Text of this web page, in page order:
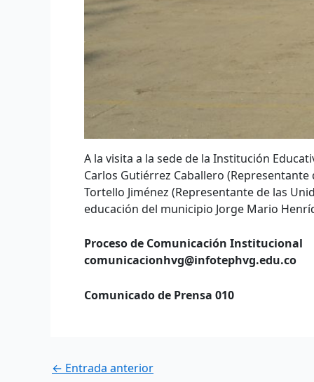
A la visita a la sede de la Institución
Carlos Gutiérrez Caballero
Tortello Jiménez (Representante de las
educación del municipio Jorge Mario
Proceso de Comunicación Institucional
comunicacionhvg@infotephvg.edu.co
Comunicado de Prensa 010
← Entrada anterior